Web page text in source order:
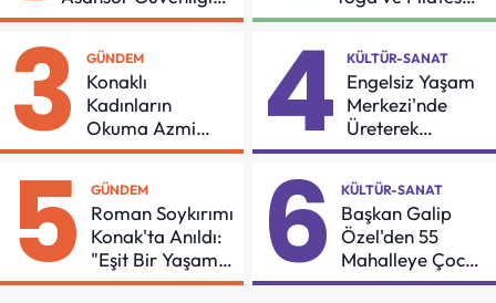
İçin Önemli Protokol
Buluşması
3 GÜNDEM
Konaklı
Kadınların
Okuma Azmi
Örnek Oldu
4 KÜLTÜR-SANAT
Engelsiz Yaşam
Merkezi'nde
Üreterek
Güçleniyorlar
5 GÜNDEM
Roman Soykırımı
Konak'ta Anıldı:
"Eşit Bir Yaşam
İçin Mücadeleyi
6 KÜLTÜR-SANAT
Başkan Galip
Özel'den 55
Mahalleye Çocuk
Şenliği